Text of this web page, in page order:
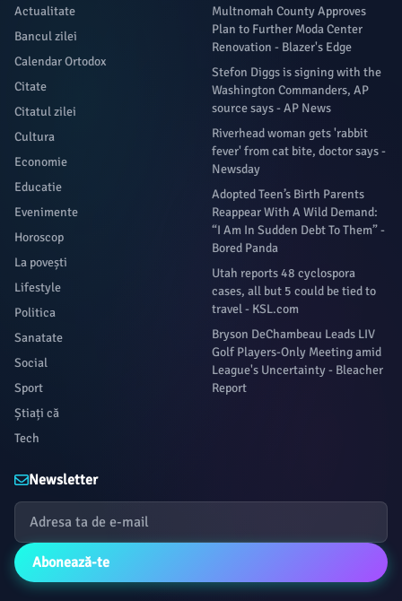
Actualitate
Bancul zilei
Calendar Ortodox
Citate
Citatul zilei
Cultura
Economie
Educatie
Evenimente
Horoscop
La povești
Lifestyle
Politica
Sanatate
Social
Sport
Știați că
Tech
Multnomah County Approves
Plan to Further Moda Center
Renovation - Blazer's Edge
Stefon Diggs is signing with the
Washington Commanders, AP
source says - AP News
Riverhead woman gets 'rabbit
fever' from cat bite, doctor says -
Newsday
Adopted Teen’s Birth Parents
Reappear With A Wild Demand:
“I Am In Sudden Debt To Them” -
Bored Panda
Utah reports 48 cyclospora
cases, all but 5 could be tied to
travel - KSL.com
Bryson DeChambeau Leads LIV
Golf Players-Only Meeting amid
League's Uncertainty - Bleacher
Report
Newsletter
Abonează-te